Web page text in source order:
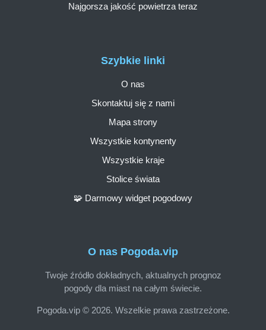
O nas Pogoda.vip
Twoje źródło dokładnych, aktualnych prognoz
pogody dla miast na całym świecie.
Pogoda.vip © 2026. Wszelkie prawa zastrzeżone.
Szybkie linki
O nas
Skontaktuj się z nami
Mapa strony
Wszystkie kontynenty
Wszystkie kraje
Stolice świata
🧩 Darmowy widget pogodowy
Najgorsza jakość powietrza teraz